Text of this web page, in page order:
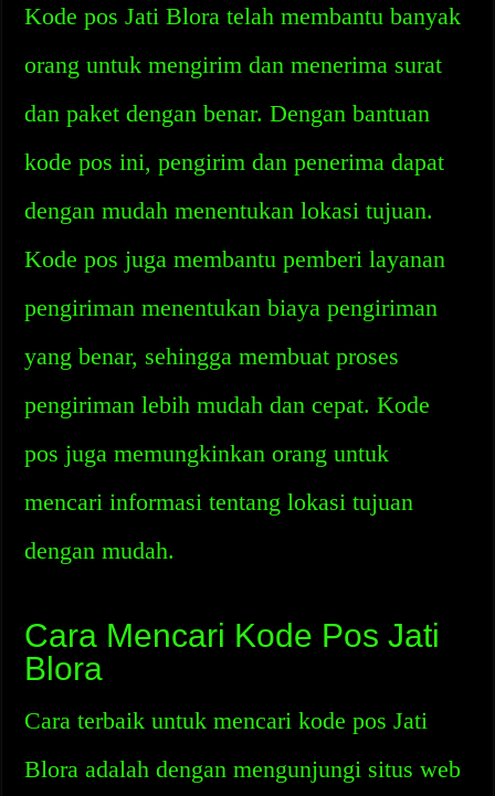
Kode pos Jati Blora telah membantu banyak
orang untuk mengirim dan menerima surat
dan paket dengan benar. Dengan bantuan
kode pos ini, pengirim dan penerima dapat
dengan mudah menentukan lokasi tujuan.
Kode pos juga membantu pemberi layanan
pengiriman menentukan biaya pengiriman
yang benar, sehingga membuat proses
pengiriman lebih mudah dan cepat. Kode
pos juga memungkinkan orang untuk
mencari informasi tentang lokasi tujuan
dengan mudah.
Cara Mencari Kode Pos Jati
Blora
Cara terbaik untuk mencari kode pos Jati
Blora adalah dengan mengunjungi situs web